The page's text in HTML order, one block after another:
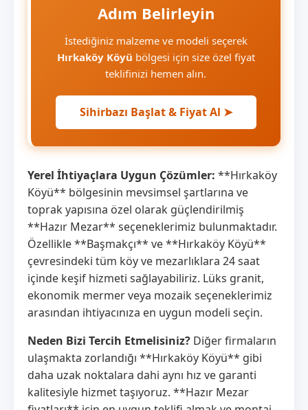
Adım Belirleyin
İstediğiniz malzeme ve modeli seçerek
Hırkaköy Köyü bölgesi için size özel fiyat
teklifinizi hemen alın.
Sihirbazı Başlat & Fiyat Al ➤
Yerel İhtiyaçlara Uygun Çözümler: **Hırkaköy
Köyü** bölgesinin mevsimsel şartlarına ve
toprak yapısına özel olarak güçlendirilmiş
**Hazır Mezar** seçeneklerimiz bulunmaktadır.
Özellikle **Başmakçı** ve **Hırkaköy Köyü**
çevresindeki tüm köy ve mezarlıklara 24 saat
içinde keşif hizmeti sağlayabiliriz. Lüks granit,
ekonomik mermer veya mozaik seçeneklerimiz
arasından ihtiyacınıza en uygun modeli seçin.
Neden Bizi Tercih Etmelisiniz? Diğer firmaların
ulaşmakta zorlandığı **Hırkaköy Köyü** gibi
daha uzak noktalara dahi aynı hız ve garanti
kalitesiyle hizmet taşıyoruz. **Hazır Mezar